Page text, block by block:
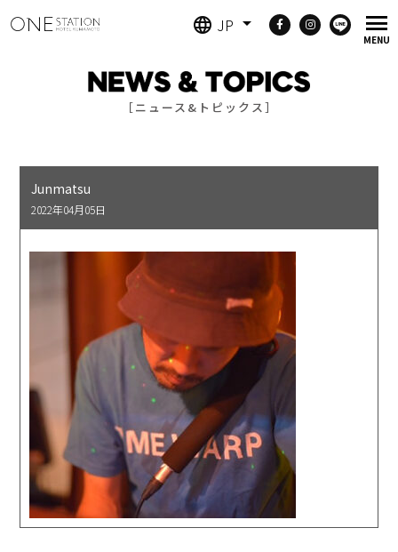
JP
［ニュース&トピックス］
Junmatsu
2022年04月05日